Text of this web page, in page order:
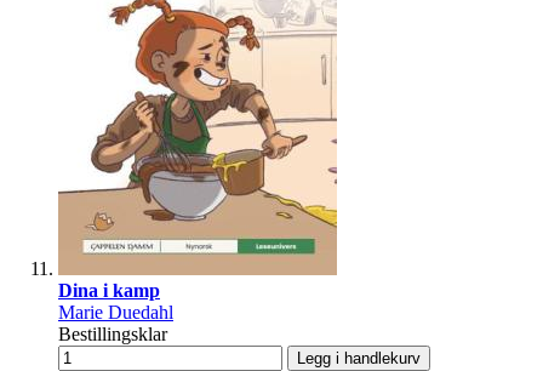
Dina i kamp
Marie Duedahl
Bestillingsklar
Legg i handlekurv